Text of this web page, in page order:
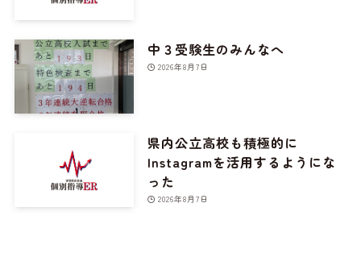
中３受験生のみんなへ
2026年8月7日
県内公立高校も積極的に
Instagramを活用するようにな
った
2026年8月7日